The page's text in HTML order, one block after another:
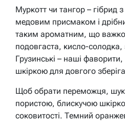
Муркотт чи тангор – гібрид
медовим присмаком і
таким ароматним, що важко
подовгаста, кисло-
Грузинські – наші
шкіркою для довгого
Щоб обрати переможця,
пористою, блискучою
соковитості. Темний